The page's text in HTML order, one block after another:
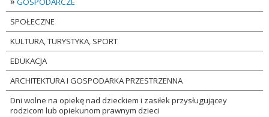
SPOŁECZNE
KULTURA, TURYSTYKA, SPORT
EDUKACJA
ARCHITEKTURA I GOSPODARKA PRZESTRZENNA
Dni wolne na opiekę nad dzieckiem i zasiłek przysługującey
rodzicom lub opiekunom prawnym dzieci